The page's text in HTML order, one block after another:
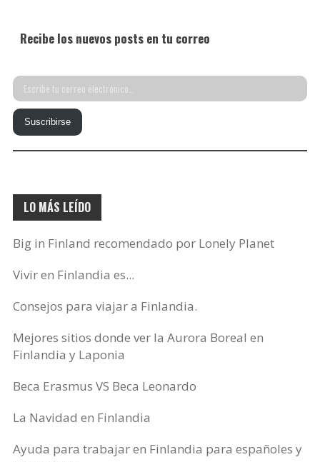
Recibe los nuevos posts en tu correo
Escribe
tu
correo
electrónico…
Suscribirse
LO MÁS LEÍDO
Big in Finland recomendado por Lonely Planet
Vivir en Finlandia es...
Consejos para viajar a Finlandia.
Mejores sitios donde ver la Aurora Boreal en
Finlandia y Laponia
Beca Erasmus VS Beca Leonardo
La Navidad en Finlandia
Ayuda para trabajar en Finlandia para españoles y